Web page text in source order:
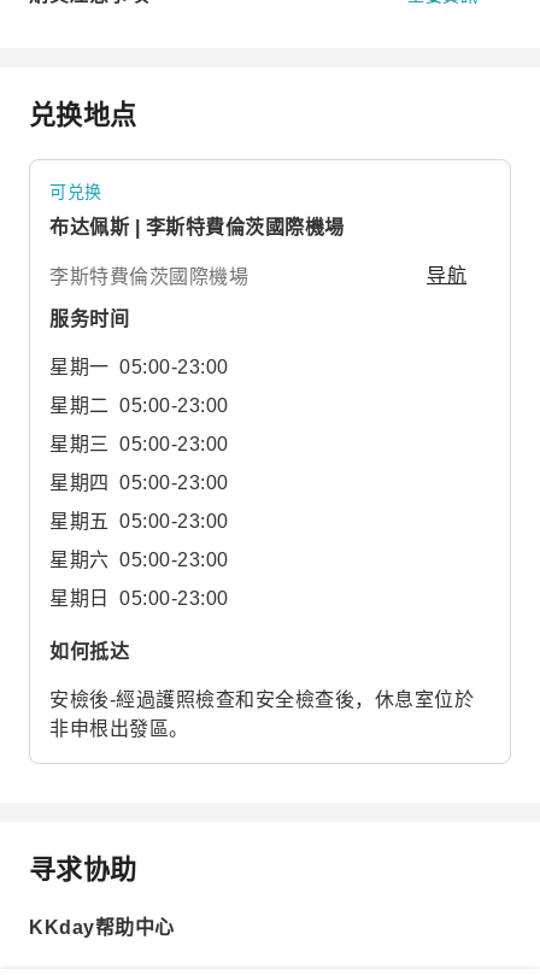
兑换地点
可兑换
布达佩斯 | 李斯特費倫茨國際機場
李斯特費倫茨國際機場 导航
服务时间
星期一 05:00-23:00
星期二 05:00-23:00
星期三
05:00-23:00
星期四
05:00-23:00
星期五
05:00-23:00
星期六 05:00-23:00
星期日
05:00-23:00
如何抵达
安檢後-經過護照檢查和安全檢查後，休息室位於
非申根出發區。
寻求协助
KKday帮助中心